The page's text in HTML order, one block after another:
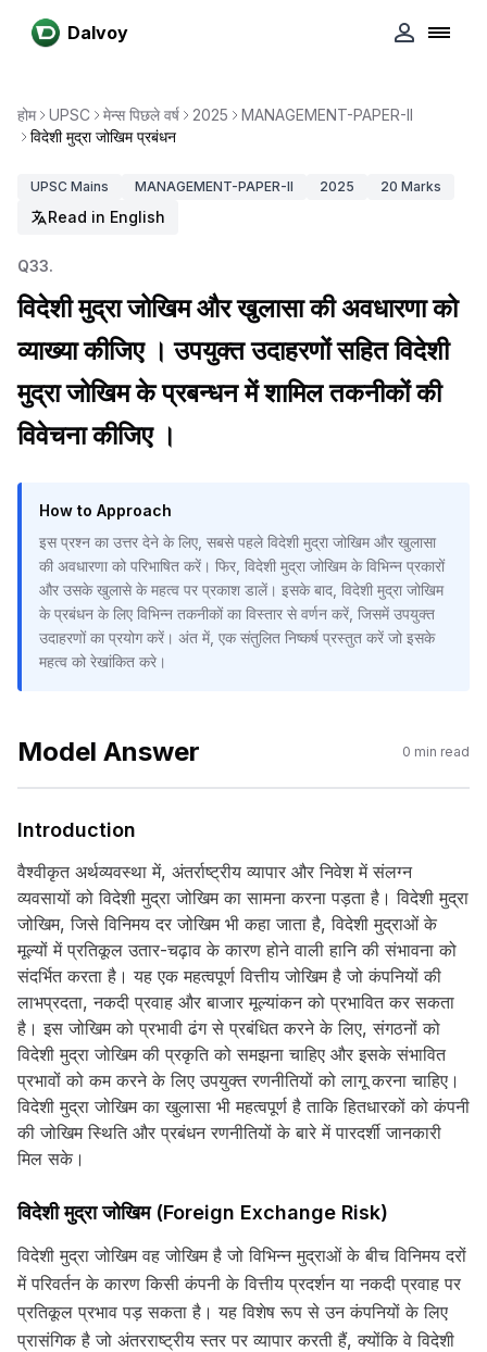
Dalvoy
होम UPSC मेन्स पिछले वर्ष 2025
MANAGEMENT-PAPER-II
विदेशी मुद्रा जोखिम प्रबंधन
UPSC Mains MANAGEMENT-PAPER-II 2025 20 Marks
Read in English
Q33.
विदेशी मुद्रा जोखिम और खुलासा की अवधारणा को
व्याख्या कीजिए । उपयुक्त उदाहरणों सहित विदेशी
मुद्रा जोखिम के प्रबन्धन में शामिल तकनीकों की
विवेचना कीजिए ।
How to Approach
इस प्रश्न का उत्तर देने के लिए, सबसे पहले विदेशी मुद्रा जोखिम और खुलासा
की अवधारणा को परिभाषित करें। फिर, विदेशी मुद्रा जोखिम के विभिन्न प्रकारों
और उसके खुलासे के महत्व पर प्रकाश डालें। इसके बाद, विदेशी मुद्रा जोखिम
के प्रबंधन के लिए विभिन्न तकनीकों का विस्तार से वर्णन करें, जिसमें उपयुक्त
उदाहरणों का प्रयोग करें। अंत में, एक संतुलित निष्कर्ष प्रस्तुत करें जो इसके
महत्व को रेखांकित करे।
Model Answer 0 min read
Introduction
वैश्वीकृत अर्थव्यवस्था में, अंतर्राष्ट्रीय व्यापार और निवेश में संलग्न
व्यवसायों को विदेशी मुद्रा जोखिम का सामना करना पड़ता है। विदेशी मुद्रा
जोखिम, जिसे विनिमय दर जोखिम भी कहा जाता है, विदेशी मुद्राओं के
मूल्यों में प्रतिकूल उतार-चढ़ाव के कारण होने वाली हानि की संभावना को
संदर्भित करता है। यह एक महत्वपूर्ण वित्तीय जोखिम है जो कंपनियों की
लाभप्रदता, नकदी प्रवाह और बाजार मूल्यांकन को प्रभावित कर सकता
है। इस जोखिम को प्रभावी ढंग से प्रबंधित करने के लिए, संगठनों को
विदेशी मुद्रा जोखिम की प्रकृति को समझना चाहिए और इसके संभावित
प्रभावों को कम करने के लिए उपयुक्त रणनीतियों को लागू करना चाहिए।
विदेशी मुद्रा जोखिम का खुलासा भी महत्वपूर्ण है ताकि हितधारकों को कंपनी
की जोखिम स्थिति और प्रबंधन रणनीतियों के बारे में पारदर्शी जानकारी
मिल सके।
विदेशी मुद्रा जोखिम (Foreign Exchange Risk)
विदेशी मुद्रा जोखिम वह जोखिम है जो विभिन्न मुद्राओं के बीच विनिमय दरों
में परिवर्तन के कारण किसी कंपनी के वित्तीय प्रदर्शन या नकदी प्रवाह पर
प्रतिकूल प्रभाव पड़ सकता है। यह विशेष रूप से उन कंपनियों के लिए
प्रासंगिक है जो अंतरराष्ट्रीय स्तर पर व्यापार करती हैं, क्योंकि वे विदेशी